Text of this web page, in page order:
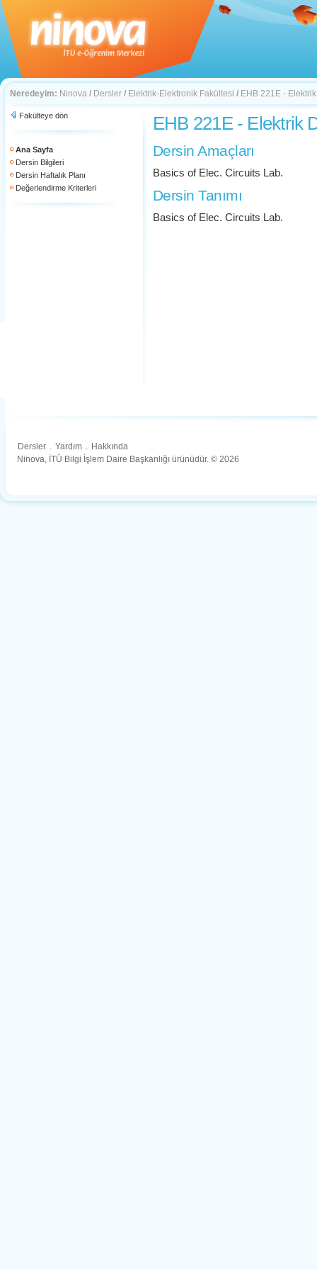
Neredeyim: Ninova / Dersler / Elektrik-Elektronik Fakültesi / EHB 221E -
Fakülteye dön
Ana Sayfa
Dersin Bilgileri
Dersin Haftalık Planı
Değerlendirme Kriterleri
EHB 221E - Elektrik
Dersin Amaçları
Basics of Elec. Circuits Lab.
Dersin Tanımı
Basics of Elec. Circuits Lab.
Dersler . Yardım . Hakkında
Ninova, İTÜ Bilgi İşlem Daire Başkanlığı ürünüdür. © 2026